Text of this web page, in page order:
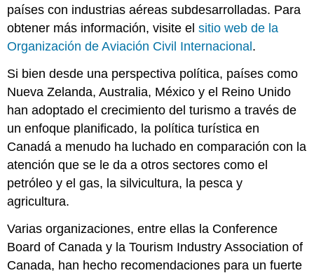
países con industrias aéreas subdesarrolladas. Para
obtener más información, visite elsitio web de la
Organización de Aviación Civil Internacional .
Si bien desde una perspectiva política, países como
Nueva Zelanda, Australia, México y el Reino Unido
han adoptado el crecimiento del turismo a través de
un enfoque planificado, la política turística en
Canadá a menudo ha luchado en comparación con la
atención que se le da a otros sectores como el
petróleo y el gas, la silvicultura, la pesca y
agricultura.
Varias organizaciones, entre ellas la Conference
Board of Canada y la Tourism Industry Association of
Canada, han hecho recomendaciones para un fuerte